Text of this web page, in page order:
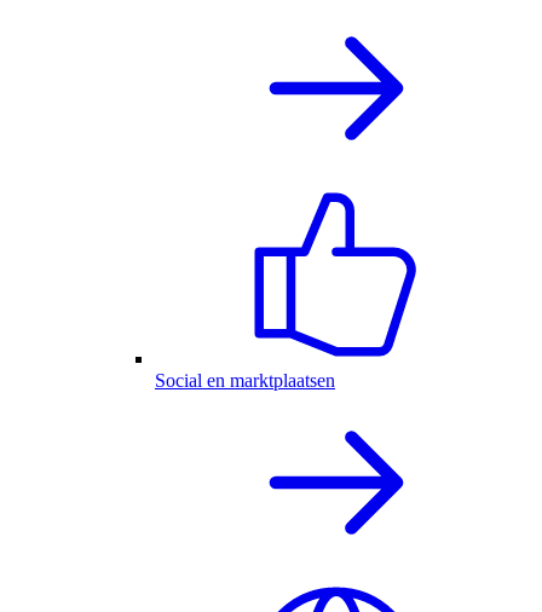
Social en marktplaatsen